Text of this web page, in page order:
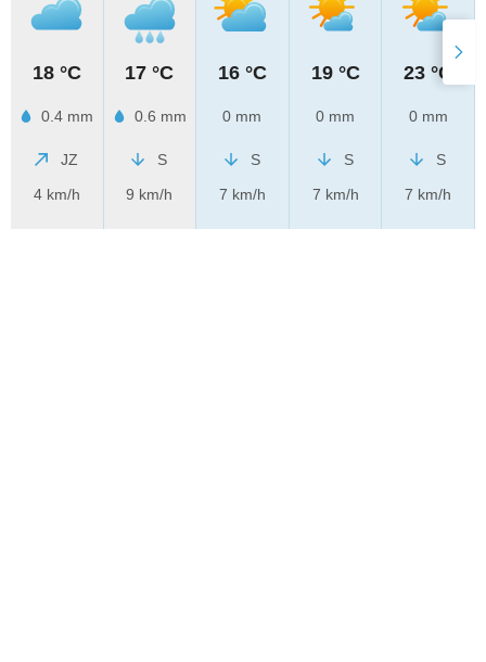
18 °C
0.4 mm
JZ
4 km/h
17 °C
0.6 mm
S
9 km/h
16 °C
0 mm
S
7 km/h
19 °C
0 mm
S
7 km/h
23 °C
0 mm
S
7 km/h